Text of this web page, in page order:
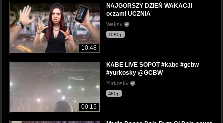
10:48
NAJGORSZY DZIEŃ WAKACJI
oczami UCZNIA
Waksy
1080p
00:15
KABE LIVE SOPOT #kabe #gcbw
#yurkosky @GCBW
Yurkosky
480p